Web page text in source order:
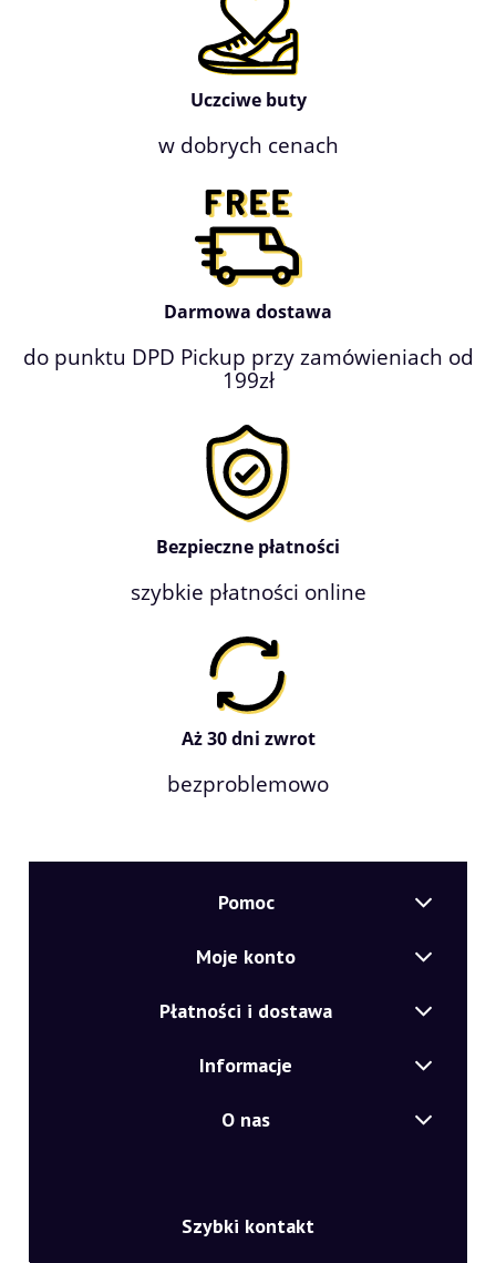
Uczciwe buty
w dobrych cenach
Darmowa dostawa
do punktu DPD Pickup przy zamówieniach od
199zł
Bezpieczne płatności
szybkie płatności online
Aż 30 dni zwrot
bezproblemowo
Pomoc
Moje konto
Płatności i dostawa
Informacje
O nas
Szybki kontakt